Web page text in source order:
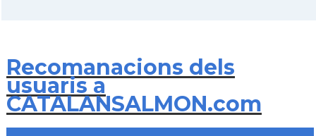
Recomanacions dels
usuaris a
CATALANSALMON.com